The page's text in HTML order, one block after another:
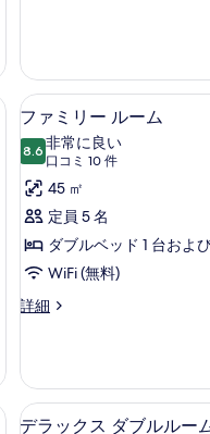
す
る
ー
ム
の
す
べ
て
の
写
真
を
示
す
る
ド
ツ
イ
ル
ム
の
細
シーツ、高級寝具、ミニバー
フ
ァ
ミ
リ
ー
ル
ー
ム
べ
て
6
ファミリー ルーム
8.610 点中 8.6
非常に良い
口コミ 10 件
(口
コ
ミ
10
件)
45 ㎡
定員 5 名
ダブルベッド 1 台およ
WiFi (無料)
詳細
フ
ー
ル
ー
ドルーム、エジプト綿のシー
デ6
デラックス ダブルルー